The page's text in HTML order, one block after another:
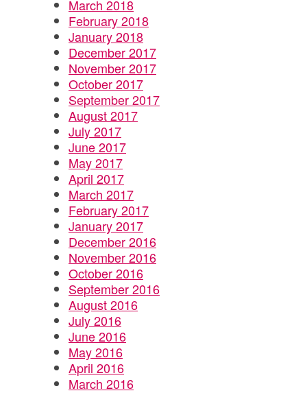
March 2018
February 2018
January 2018
December 2017
November 2017
October 2017
September 2017
August 2017
July 2017
June 2017
May 2017
April 2017
March 2017
February 2017
January 2017
December 2016
November 2016
October 2016
September 2016
August 2016
July 2016
June 2016
May 2016
April 2016
March 2016